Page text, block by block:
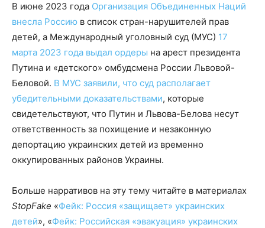
В июне 2023 года Организация Объединенных Наций
внесла Россию в список стран-нарушителей прав
детей, а Международный уголовный суд (МУС) 17
марта 2023 года выдал ордеры на арест президента
Путина и «детского» омбудсмена России Львовой-
Беловой. В МУС заявили, что суд располагает
убедительными доказательствами, которые
свидетельствуют, что Путин и Львова-Белова несут
ответственность за похищение и незаконную
депортацию украинских детей из временно
оккупированных районов Украины.
Больше нарративов на эту тему читайте в материалах
StopFake «Фейк: Россия «защищает» украинских
детей», «Фейк: Российская «эвакуация» украинских